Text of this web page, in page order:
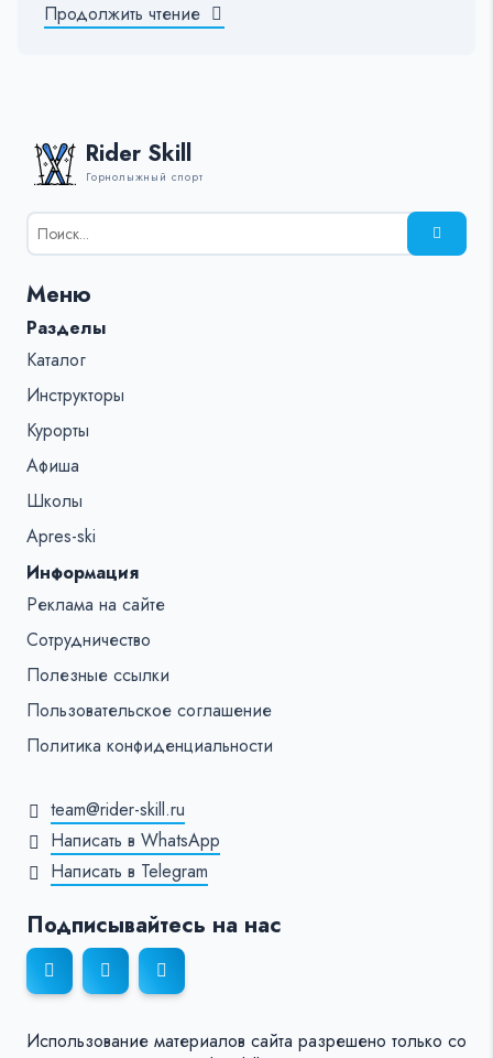
Продолжить чтение
Rider Skill
Горнолыжный спорт
Результаты
поиска
%s:
Меню
Разделы
Каталог
Инструкторы
Курорты
Афиша
Школы
Apres-ski
Информация
Реклама на сайте
Сотрудничество
Полезные ссылки
Пользовательское соглашение
Политика конфиденциальности
team@rider-skill.ru
Написать в WhatsApp
Написать в Telegram
Подписывайтесь на нас
Использование материалов сайта разрешено только со